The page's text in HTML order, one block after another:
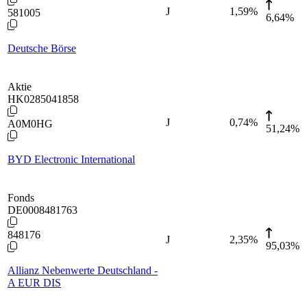
581005
Deutsche Börse
J 1,59%
6,64%
Aktie
HK0285041858
A0M0HG
BYD Electronic International
J 0,74%
51,24%
Fonds
DE0008481763
848176
Allianz Nebenwerte Deutschland -
A EUR DIS
J 2,35%
95,03%